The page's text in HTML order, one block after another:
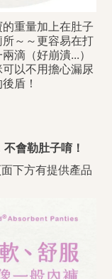
重量加上在肚子
～～更容易在打
滴（好崩潰...）
以不用擔心漏尿
盾！
會勒肚子唷！
下方有提供產品